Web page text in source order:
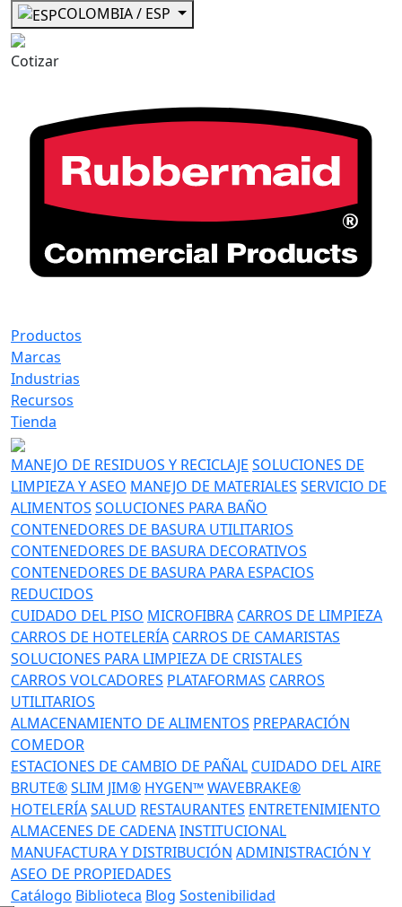
COLOMBIA / ESP
Cotizar
Productos
Marcas
Industrias
Recursos
Tienda
MANEJO DE RESIDUOS Y RECICLAJE SOLUCIONES DE
LIMPIEZA Y ASEO MANEJO DE MATERIALES SERVICIO DE
ALIMENTOS SOLUCIONES PARA BAÑO
CONTENEDORES DE BASURA UTILITARIOS
CONTENEDORES DE BASURA DECORATIVOS
CONTENEDORES DE BASURA PARA ESPACIOS
REDUCIDOS
CUIDADO DEL PISO MICROFIBRA CARROS DE LIMPIEZA
CARROS DE HOTELERÍA CARROS DE CAMARISTAS
SOLUCIONES PARA LIMPIEZA DE CRISTALES
CARROS VOLCADORES PLATAFORMAS CARROS
UTILITARIOS
ALMACENAMIENTO DE ALIMENTOS PREPARACIÓN
COMEDOR
ESTACIONES DE CAMBIO DE PAÑAL CUIDADO DEL AIRE
BRUTE®SLIM JIM® HYGEN™WAVEBRAKE®
HOTELERÍASALUD RESTAURANTES ENTRETENIMIENTO
ALMACENES DE CADENAINSTITUCIONAL
MANUFACTURA Y DISTRIBUCIÓN ADMINISTRACIÓN Y
ASEO DE PROPIEDADES
Catálogo Biblioteca Blog Sostenibilidad